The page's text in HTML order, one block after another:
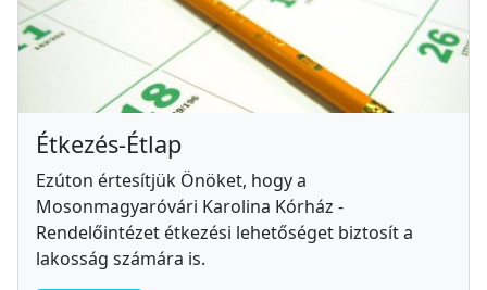
Étkezés-Étlap
Ezúton értesítjük Önöket, hogy a
Mosonmagyaróvári Karolina Kórház -
Rendelőintézet étkezési lehetőséget biztosít a
lakosság számára is.